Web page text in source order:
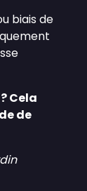
biais de
Cela
de